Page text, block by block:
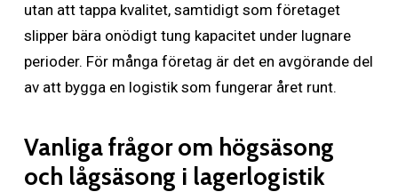
utan att tappa kvalitet, samtidigt som företaget
slipper bära onödigt tung kapacitet under lugnare
perioder. För många företag är det en avgörande del
av att bygga en logistik som fungerar året runt.
Vanliga frågor om högsäsong
och lågsäsong i lagerlogistik